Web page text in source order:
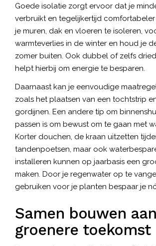
Goede isolatie zorgt ervoor dat je
verbruikt en tegelijkertijd
je muren, dak en vloeren te isoleren,
warmteverlies in de winter en houd je
zomer buiten. Ook dubbel of zelfs
helpt hierbij om energie te besparen.
Daarnaast kan je eenvoudige
zoals het plaatsen van een tochtstrip
gordijnen. Een andere tip om
passen is om bewust om te gaan met
Korter douchen, de kraan uitzetten
tandenpoetsen, maar ook
installeren kunnen op jaarbasis een
maken. Door je regenwater op te
gebruiken voor je planten bespaar je
Samen bouwen
groenere toekomst